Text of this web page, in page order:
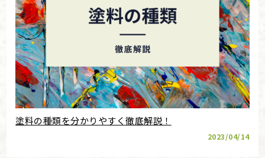
塗料の種類を分かりやすく徹底解説！
2023/04/14